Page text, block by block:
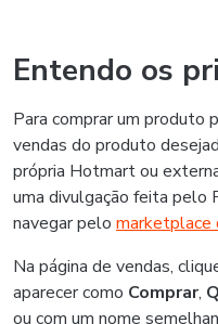
Entendo os
Para comprar um produto
vendas do produto
própria Hotmart ou
uma divulgação feita pelo
navegar pelo
Na página de vendas,
aparecer como Comprar,
ou com um nome